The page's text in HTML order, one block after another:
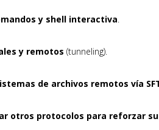
y shell interactiva
y remotos (tunneling).
de archivos remotos vía
otros protocolos para reforzar